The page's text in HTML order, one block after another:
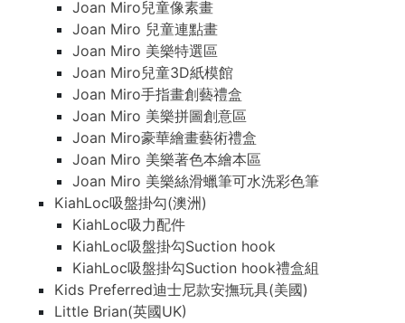
Joan Miro兒童像素畫
Joan Miro 兒童連點畫
Joan Miro 美樂特選區
Joan Miro兒童3D紙模館
Joan Miro手指畫創藝禮盒
Joan Miro 美樂拼圖創意區
Joan Miro豪華繪畫藝術禮盒
Joan Miro 美樂著色本繪本區
Joan Miro 美樂絲滑蠟筆可水洗彩色筆
KiahLoc吸盤掛勾(澳洲)
KiahLoc吸力配件
KiahLoc吸盤掛勾Suction hook
KiahLoc吸盤掛勾Suction hook禮盒組
Kids Preferred迪士尼款安撫玩具(美國)
Little Brian(英國UK)